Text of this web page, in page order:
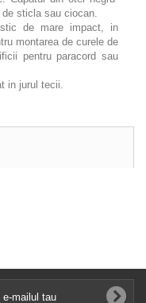
sticla sau ciocan.
de mare impact, in
montarea de curele de
pentru paracord sau
in jurul tecii.